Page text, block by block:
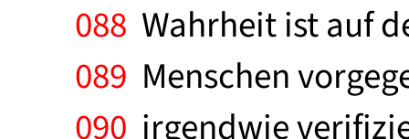
088 Wahrheit ist auf
089 Menschen
090 irgendwie